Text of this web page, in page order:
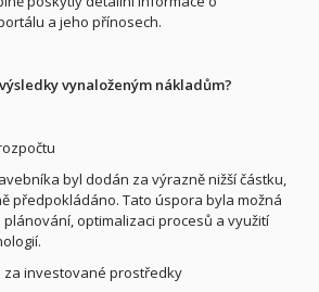
a jeho přínosech.
vynaloženým nákladům?
byl dodán za výrazně nižší částku,
předpokládáno. Tato úspora byla možná
optimalizaci procesů a využití
za investované prostředky